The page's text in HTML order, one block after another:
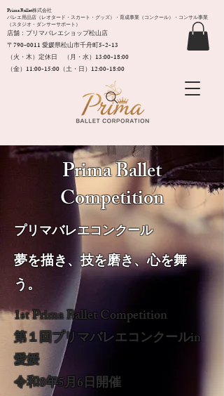
店舗：プリマバレエショップ松山店
〒790-0011​ 愛媛県松山市千舟町5-2-13
（火・木）定休日 （月・水）13:00-18:00
（金）11:00-15:00（土・日）12:00-18:00
Prima Ballet株式会社
バレエ用品店（レオタード・スカート・グッズ）・育成事業（コンクール）・コンサル事業
（スタジオ・ダンサーサポート）
Prima Ballet
Competition
​プリマバレエコンクール
夢を描き、技を磨き、心を舞
う。
1st Prima Ballet Competition​
第１回プリマバレエコンクールin
愛媛
令和8年5月6日開催